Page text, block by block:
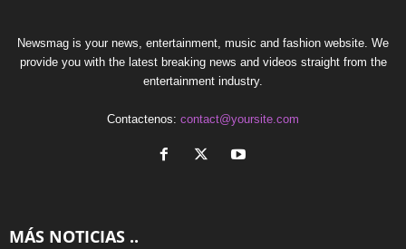
Newsmag is your news, entertainment, music and fashion website. We
provide you with the latest breaking news and videos straight from the
entertainment industry.
Contactenos: contact@yoursite.com
MÁS NOTICIAS ..